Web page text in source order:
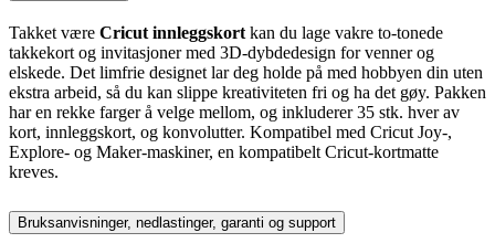
Takket være Cricut innleggskort kan du lage vakre to-tonede
takkekort og invitasjoner med 3D-dybdedesign for venner og
elskede. Det limfrie designet lar deg holde på med hobbyen din uten
ekstra arbeid, så du kan slippe kreativiteten fri og ha det gøy. Pakken
har en rekke farger å velge mellom, og inkluderer 35 stk. hver av
kort, innleggskort, og konvolutter. Kompatibel med Cricut Joy-,
Explore- og Maker-maskiner, en kompatibelt Cricut-kortmatte
kreves.
Bruksanvisninger, nedlastinger, garanti og support